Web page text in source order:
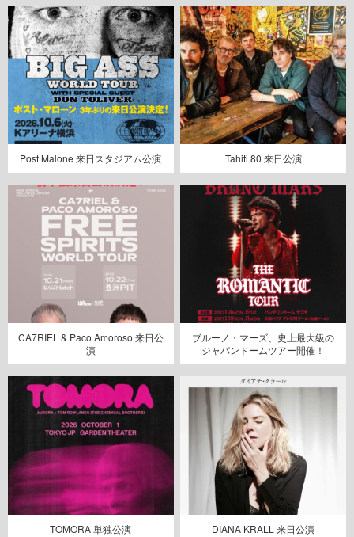
Post Malone 来日スタジアム公演 Tahiti 80 来日公演
CA7RIEL & Paco Amoroso 来日公
演
ブルーノ・マーズ、史上最大級の
ジャパンドームツアー開催！
TOMORA 単独公演 DIANA KRALL 来日公演